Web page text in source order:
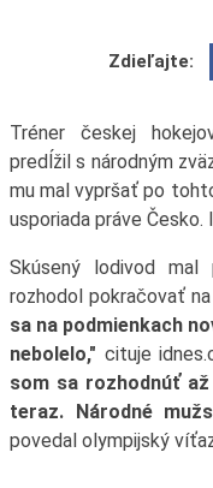
Zdieľajte:
Tréner českej
predĺžil s národným
mu mal vypršať po
usporiada práve
Skúsený lodivod
rozhodol pokračovať
sa na podmienkach
nebolelo," cituje
som sa rozhodnúť
teraz. Národné
povedal olympijský